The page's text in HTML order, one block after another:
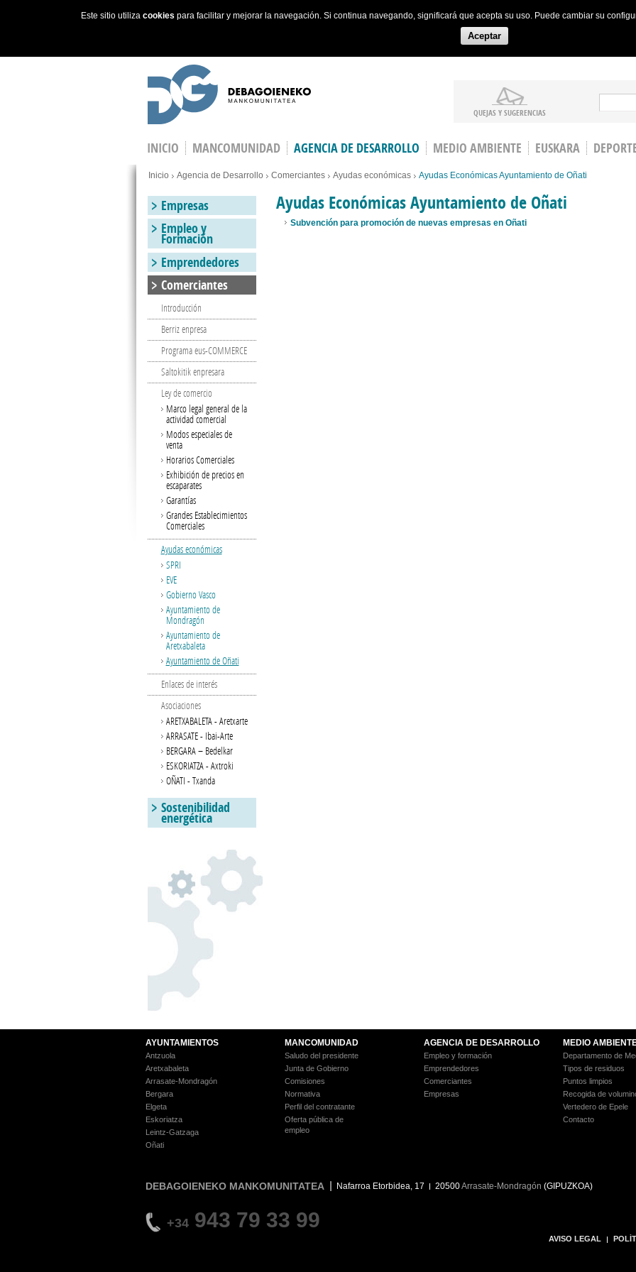
Este sitio utiliza cookies para facilitar y mejorar la navegación. Si continua navegando, significará que acepta su uso. Puede cambiar su
Aceptar
QUEJAS Y SUGERENCIAS
INICIO MANCOMUNIDAD AGENCIA DE DESARROLLO MEDIO AMBIENTE EUSKARA
You are here
Inicio Agencia de Desarrollo Comerciantes Ayudas económicas Ayudas Económicas Ayuntamiento de Oñati
Ayudas Económicas Ayuntamiento de Oñati
Subvención para promoción de nuevas empresas en Oñati
Empresas
Empleo y
Formación
Emprendedores
Comerciantes
Introducción
Berriz enpresa
Programa eus-COMMERCE
Saltokitik enpresara
Ley de comercio
Marco legal general de la
actividad comercial
Modos especiales de
venta
Horarios Comerciales
Exhibición de precios en
escaparates
Garantías
Grandes Establecimientos
Comerciales
Ayudas económicas
SPRI
EVE
Gobierno Vasco
Ayuntamiento de
Mondragón
Ayuntamiento de
Aretxabaleta
Ayuntamiento de Oñati
Enlaces de interés
Asociaciones
ARETXABALETA - Aretxarte
ARRASATE - Ibai-Arte
BERGARA – Bedelkar
ESKORIATZA - Axtroki
OÑATI - Txanda
Sostenibilidad
energética
AYUNTAMIENTOS
Antzuola
Aretxabaleta
Arrasate-Mondragón
Bergara
Elgeta
Eskoriatza
Leintz-Gatzaga
Oñati
MANCOMUNIDAD
Saludo del presidente
Junta de Gobierno
Comisiones
Normativa
Perfil del contratante
Oferta pública de
empleo
AGENCIA DE DESARROLLO
Empleo y formación
Emprendedores
Comerciantes
Empresas
MEDIO
Departamento de
Tipos de residuos
Puntos limpios
Recogida de
Vertedero de Epele
Contacto
DEBAGOIENEKO MANKOMUNITATEA Nafarroa Etorbidea, 17 20500Arrasate-Mondragón (GIPUZKOA)
+34943 79 33 99
AVISO LEGAL